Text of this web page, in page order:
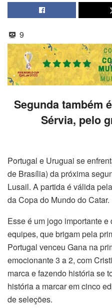
9
Segunda também
Sérvia, pelo
Portugal e Uruguai se
de Brasília) da próxima
Lusail. A partida é válida
da Copa do Mundo do Catar.
Esse é um jogo importante
equipes, que brigam pela
Portugal venceu Gana na
emocionante 3 a 2, com
marca e fazendo história se
história a marcar em cinco
de seleções.